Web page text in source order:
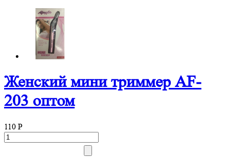
Женский мини триммер AF-
203 оптом
110 P